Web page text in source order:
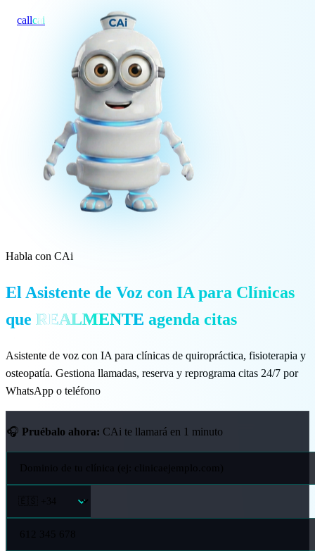
callcai
Especialidades
Precios
🇬🇧 EN
Habla con CAi
El Asistente de Voz con IA para Clínicas
que REALMENTE agenda citas
Asistente de voz con IA para clínicas de quiropráctica, fisioterapia y
osteopatía. Gestiona llamadas, reserva y reprograma citas 24/7 por
WhatsApp o teléfono
🎧 Pruébalo ahora: CAi te llamará en 1 minuto